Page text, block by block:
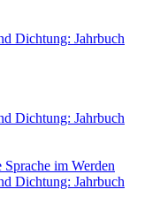
Dichtung: Jahrbuch
Dichtung: Jahrbuch
im Werden
Dichtung: Jahrbuch